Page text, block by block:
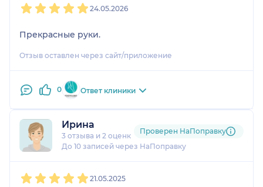
24.05.2026
Прекрасные руки.
Отзыв оставлен через сайт/приложение
0 Ответ клиники
Ирина
3 отзыва и 2 оценки
До 10 записей через НаПоправку
Проверен НаПоправку
21.05.2025